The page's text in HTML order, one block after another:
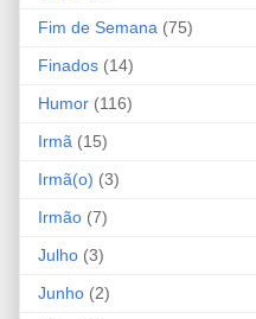
Fim de Semana (75)
Finados (14)
Humor (116)
Irmã (15)
Irmã(o) (3)
Irmão (7)
Julho (3)
Junho (2)